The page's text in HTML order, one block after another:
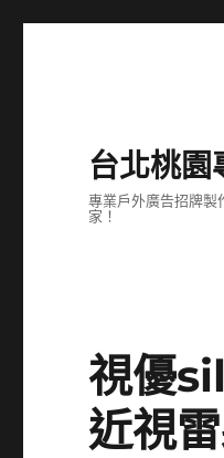
台北桃園
專業戶外廣告招牌製
家！
視優
近視